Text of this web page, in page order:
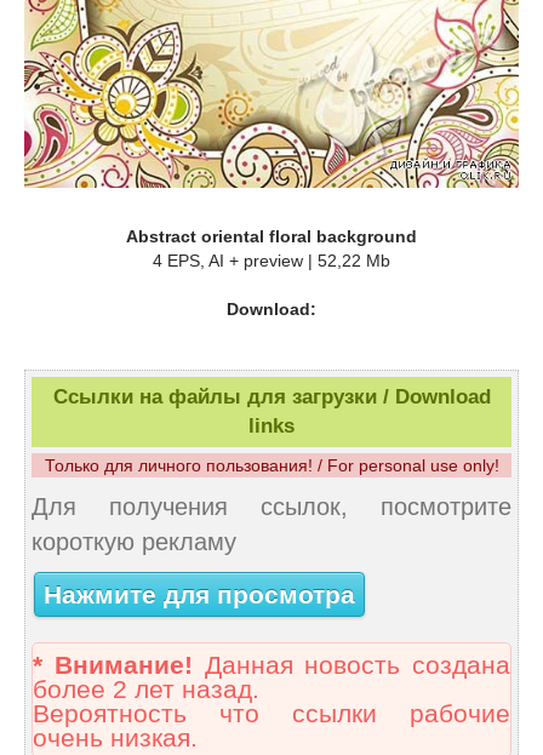
Abstract oriental floral background
4 EPS, AI + preview | 52,22 Mb
Download:
Ссылки на файлы для загрузки / Download
links
Только для личного пользования! / For personal use only!
Для получения ссылок, посмотрите
короткую рекламу
Нажмите для просмотра
* Внимание! Данная новость создана
более 2 лет назад.
Вероятность что ссылки рабочие
очень низкая.